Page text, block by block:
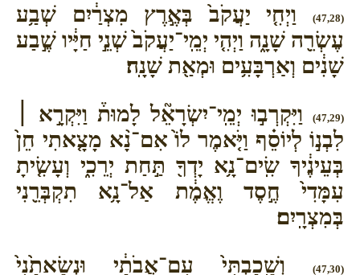
(47,28)
וַיְחִ֤י יַעֲקֹב֙ בְּאֶ֣רֶץ מִצְרַ֔יִם שְׁבַ֥ע
עֶשְׂרֵ֖ה שָׁנָ֑ה וַיְהִ֤י יְמֵֽי־יַעֲקֹב֙ שְׁנֵ֣י חַיָּ֔יו שֶׁ֣בַע
שָׁנִ֔ים וְאַרְבָּעִ֥ים וּמְאַ֖ת שָׁנָֽה׃
(47,29)
וַיִּקְרְב֣וּ יְמֵֽי־יִשְׂרָאֵ֘ל לָמוּת֒ וַיִּקְרָ֣א ׀
לִבְנ֣וֹ לְיוֹסֵ֗ף וַיֹּ֤אמֶר לוֹ֙ אִם־נָ֨א מָצָ֤אתִי חֵן֙
בְּעֵינֶ֔יךָ שִֽׂים־נָ֥א יָדְךָ֖ תַּ֣חַת יְרֵכִ֑י וְעָשִׂ֤יתָ
עִמָּדִי֙ חֶ֣סֶד וֶאֱמֶ֔ת אַל־נָ֥א תִקְבְּרֵ֖נִי
בְּמִצְרָֽיִם׃
(47,30)
וְשָֽׁכַבְתִּי֙ עִם־אֲבֹתַ֔י וּנְשָׂאתַ֙נִי֙